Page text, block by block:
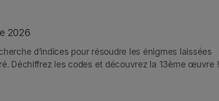
2026
d’indices pour résoudre les énigmes laissées
Déchiffrez les codes et découvrez la 13ème œuvre !